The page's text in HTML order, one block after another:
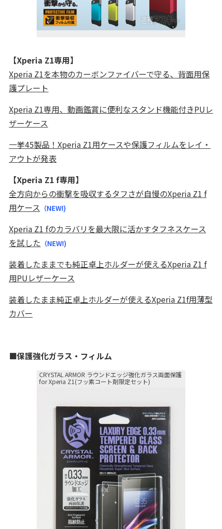
【Xperia Z1専用】
Xperia Z1を本物のカーボンファイバーで守る、背面用保
護プレート
Xperia Z1専用、動画鑑賞に便利なスタンド機能付きPUレ
ザーケース
一挙45製品！Xperia Z1用ケースや保護フィルムをレイ・
アウトが発表
【Xperia Z1 f専用】
全方向からの衝撃を吸収するタフさが自慢のXperia Z1 f
用ケース （NEW!)
Xperia Z1 fのカラバリを最大限に活かすタフネスケース
を試した （NEW!)
装着したままでも純正卓上ホルダーが使えるXperia Z1 f
用PUレザーケース
装着したまま純正卓上ホルダーが使えるXperia Z1f用薄型
カバー
■保護強化ガラス・フィルム
CRYSTAL ARMOR ラウンドエッジ強化ガラス両面保護
for Xperia Z1(フッ素コート剤限定セット)